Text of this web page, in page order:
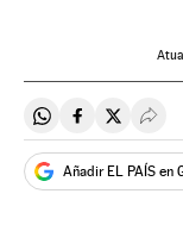
Compartir en
Compartir en
Añadir EL PAÍS en